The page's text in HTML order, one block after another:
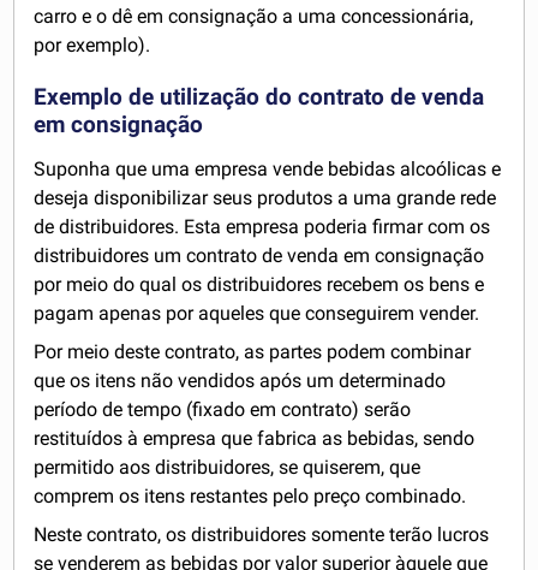
carro e o dê em consignação a uma concessionária,
por exemplo).
Exemplo de utilização do contrato de venda
em consignação
Suponha que uma empresa vende bebidas alcoólicas e
deseja disponibilizar seus produtos a uma grande rede
de distribuidores. Esta empresa poderia firmar com os
distribuidores um contrato de venda em consignação
por meio do qual os distribuidores recebem os bens e
pagam apenas por aqueles que conseguirem vender.
Por meio deste contrato, as partes podem combinar
que os itens não vendidos após um determinado
período de tempo (fixado em contrato) serão
restituídos à empresa que fabrica as bebidas, sendo
permitido aos distribuidores, se quiserem, que
comprem os itens restantes pelo preço combinado.
Neste contrato, os distribuidores somente terão lucros
se venderem as bebidas por valor superior àquele que